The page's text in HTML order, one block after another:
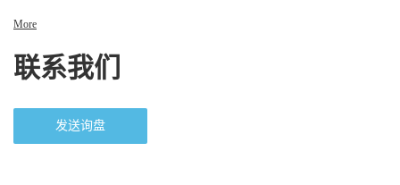
More
联系我们
发送询盘